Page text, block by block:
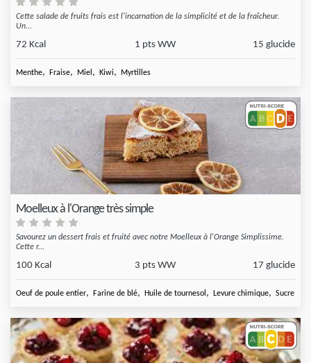
Cette salade de fruits frais est l'incarnation de la simplicité et de la fraîcheur.
Un...
72 Kcal 1 pts WW 15 glucide
Menthe, Fraise, Miel , Kiwi, Myrtilles
Moelleux à l'Orange très simple
Savourez un dessert frais et fruité avec notre Moelleux à l'Orange Simplissime.
Cette r...
100 Kcal 3 pts WW 17 glucide
Oeuf de poule entier, Farine de blé, Huile de tournesol , Levure chimique, Sucre roux